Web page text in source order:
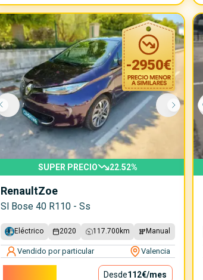
-2950€
SUPER PRECIO 22.52%
RenaultZoe
Sl Bose 40 R110 - Ss
Eléctrico 2020 117.700 km Manual
Vendido por particular Valencia
Desde112€/mes